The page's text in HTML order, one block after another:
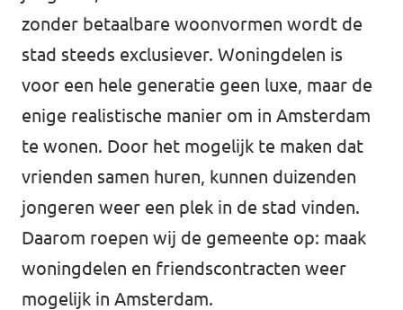
zonder betaalbare woonvormen wordt de
stad steeds exclusiever. Woningdelen is
voor een hele generatie geen luxe, maar de
enige realistische manier om in Amsterdam
te wonen. Door het mogelijk te maken dat
vrienden samen huren, kunnen duizenden
jongeren weer een plek in de stad vinden.
Daarom roepen wij de gemeente op: maak
woningdelen en friendscontracten weer
mogelijk in Amsterdam.